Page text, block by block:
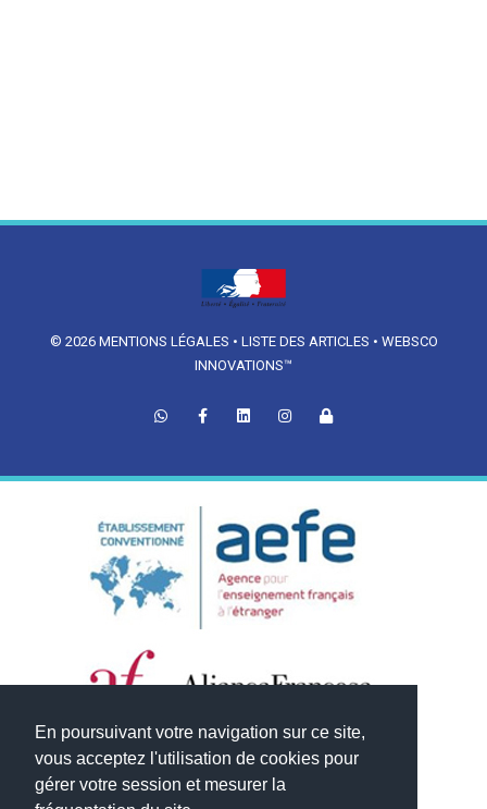
En poursuivant votre navigation sur ce site,
vous acceptez l'utilisation de cookies pour
gérer votre session et mesurer la
© 2026 MENTIONS LÉGALES • LISTE DES ARTICLES • WEBSCO
INNOVATIONS™